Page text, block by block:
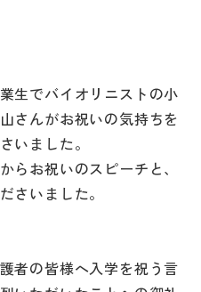
生でバイオリニストの小
さんがお祝いの気持ちを
いました。
らお祝いのスピーチと、
さいました。
者の皆様へ入学を祝う言